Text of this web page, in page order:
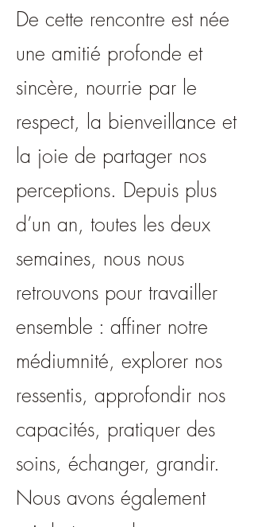
De cette rencontre est née
une amitié profonde et
sincère, nourrie par le
respect, la bienveillance et
la joie de partager nos
perceptions. Depuis plus
d’un an, toutes les deux
semaines, nous nous
retrouvons pour travailler
ensemble : affiner notre
médiumnité, explorer nos
ressentis, approfondir nos
capacités, pratiquer des
soins, échanger, grandir.
Nous avons également